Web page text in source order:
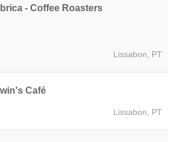
- Coffee Roasters
Lissabon, PT
Café
Lissabon, PT